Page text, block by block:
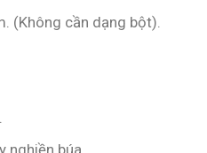
(Không cần dạng bột).